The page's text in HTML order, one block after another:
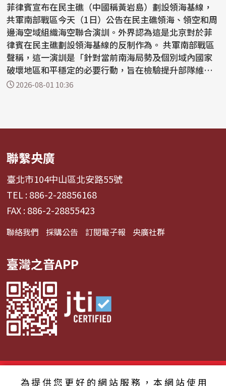
菲律賓宣布在民主礁（中國稱黃岩島）劃設領海基線，
共軍南部戰區今天（1日）公告在民主礁領海、領空和周
邊海空域組織海空聯合演訓。外界認為這是北京對於菲
律賓在民主礁劃設領海基線的反制作為。 共軍南部戰區
聲稱，這一演訓是「針對當前南海局勢及個別域內國家
破壞地區和平穩定的必要行動，旨在檢驗提升部隊維護
國家...
2026-08-01 10:36
聯繫央廣
臺北市104中山區北安路55號
TEL : 886-2-28856168
FAX : 886-2-28855423
聯絡我們 採購公告 訂閱電子報 央廣社群
臺灣之音APP
© 2024財團法人中央廣播電臺 版權所有
為提供您更好的網站服務，本網站使用